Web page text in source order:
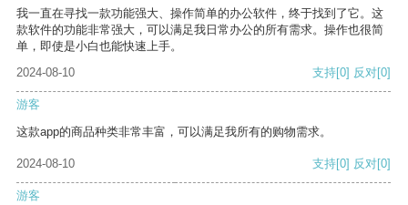
我一直在寻找一款功能强大、操作简单的办公软件，终于找到了它。这
款软件的功能非常强大，可以满足我日常办公的所有需求。操作也很简
单，即使是小白也能快速上手。
2024-08-10
支持[0] 反对[0]
游客
这款app的商品种类非常丰富，可以满足我所有的购物需求。
2024-08-10 支持[0] 反对[0]
游客